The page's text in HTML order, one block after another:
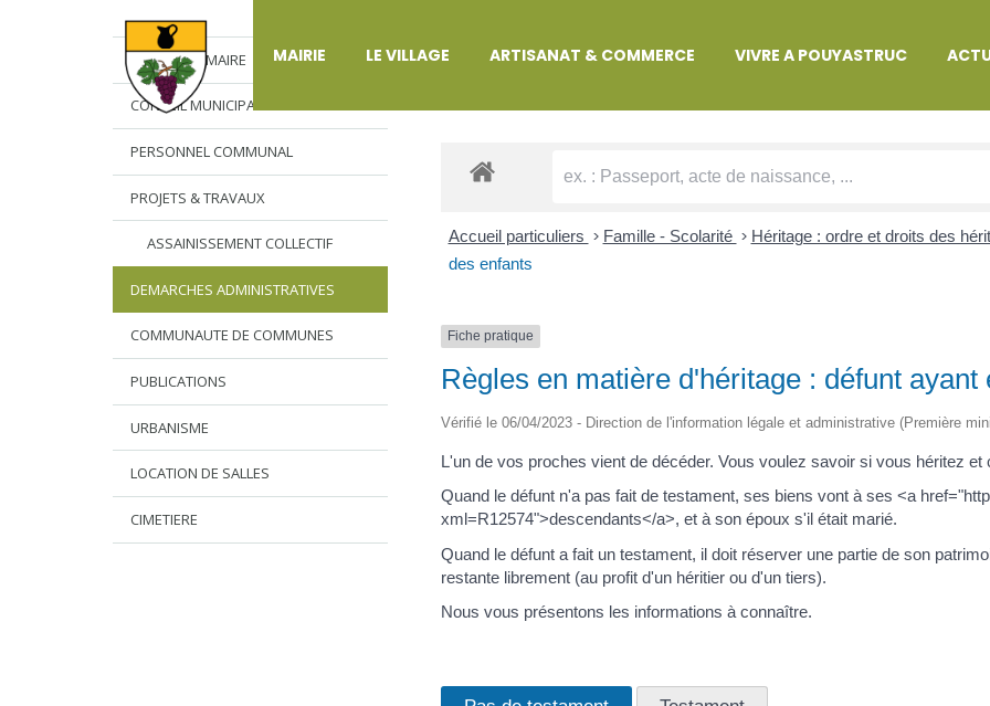
MAIRIE LE VILLAGE ARTISANAT & COMMERCE VIVRE A POUYASTRUC
L’EDITO DU MAIRE
CONSEIL MUNICIPAL
PERSONNEL COMMUNAL
PROJETS & TRAVAUX
ASSAINISSEMENT COLLECTIF
DEMARCHES ADMINISTRATIVES
COMMUNAUTE DE COMMUNES
PUBLICATIONS
URBANISME
LOCATION DE SALLES
CIMETIERE
DÉMARCHES ADMINISTRATIVES
Accueil particuliers > Famille - Scolarité > Héritage : ordre et droits des
des enfants
Fiche pratique
Règles en matière d'héritage : défunt ayant
Vérifié le 06/04/2023 - Direction de l'information légale et administrative (Première
L'un de vos proches vient de décéder. Vous voulez savoir si vous héritez et
Quand le défunt n'a pas fait de testament, ses biens vont à ses <a
xml=R12574">descendants</a>, et à son époux s'il était marié.
Quand le défunt a fait un testament, il doit réserver une partie de son
restante librement (au profit d'un héritier ou d'un tiers).
Nous vous présentons les informations à connaître.